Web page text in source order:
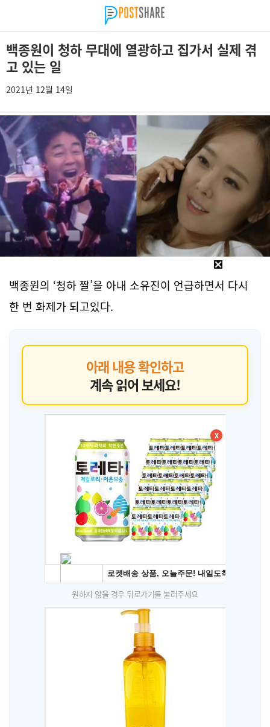
백종원이 청하 무대에 열광하고 집가서 실제 겪
고 있는 일
2021년 12월 14일
백종원의 ‘청하 짤’을 아내 소유진이 언급하면서 다시
한 번 화제가 되고있다.
아래 내용 확인하고
계속 읽어 보세요!
X
원하지 않을 경우 뒤로가기를 눌러주세요